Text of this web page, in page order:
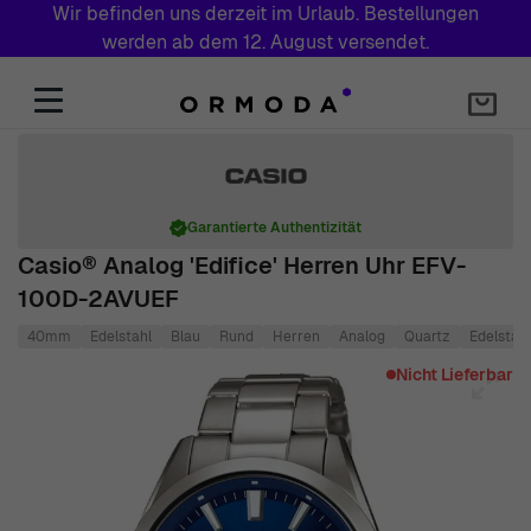
Wir befinden uns derzeit im Urlaub. Bestellungen
werden ab dem 12. August versendet.
Casio® Analog 'Edifice' Herren Uhr EFV-
100D-2AVUEF
Garantierte Authentizität
40mm Edelstahl Blau Rund Herren Analog Quartz Edelstahl
Nicht Lieferbar
Click to view image in fullscreen